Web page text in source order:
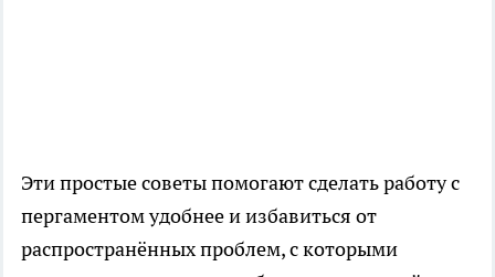
Эти простые советы помогают сделать работу с
пергаментом удобнее и избавиться от
распространённых проблем, с которыми